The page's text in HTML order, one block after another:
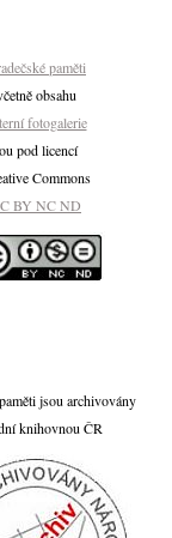
paměti
obsahu
fotogalerie
pod licencí
Commons
BY NC ND
jsou archivovány
knihovnou ČR